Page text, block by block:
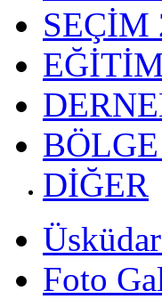
SEÇİM
DİĞER
Foto